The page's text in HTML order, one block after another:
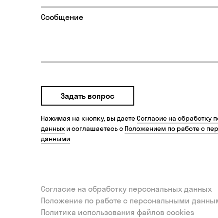
Задать вопрос
Нажимая на кнопку, вы даетеСогласие на обработку
данных и соглашаетесь с Положением по работе с
данными
Согласие на обработку персональных данных
Положение по работе с персональными
Политика использования файлов cookies